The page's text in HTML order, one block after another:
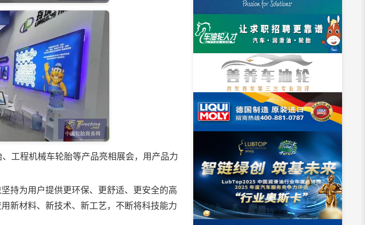
工程机械车轮胎等产品亮相展会，用产品力
为用户提供更环保、更舒适、更安全的高
新材料、新技术、新工艺，不断将科技能力